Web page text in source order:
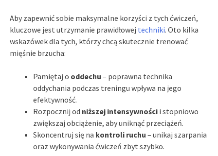
Aby zapewnić sobie maksymalne korzyści z tych ćwiczeń,
kluczowe jest utrzymanie prawidłowej techniki. Oto kilka
wskazówek dla tych, którzy chcą skutecznie trenować
mięśnie brzucha:
Pamiętaj o oddechu – poprawna technika
oddychania podczas treningu wpływa na jego
efektywność.
Rozpocznij od niższej intensywności i stopniowo
zwiększaj obciążenie, aby uniknąć przeciążeń.
Skoncentruj się na kontroli ruchu – unikaj szarpania
oraz wykonywania ćwiczeń zbyt szybko.